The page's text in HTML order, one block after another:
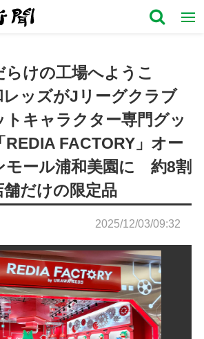
らけの工場へようこ
ッズがJリーグクラブ
キャラクター専門グッ
REDIA FACTORY」オー
ール浦和美園に 約8割
だけの限定品
2025/12/03/09:32